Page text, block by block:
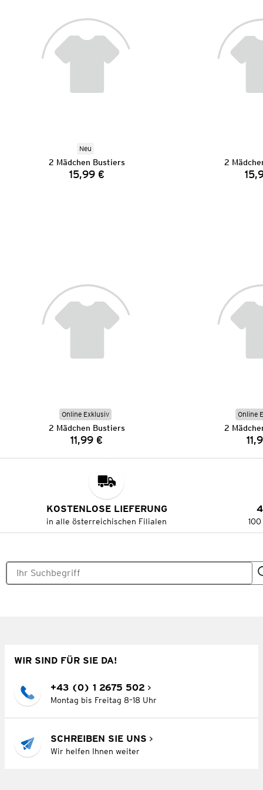
Neu
2 Mädchen Bustiers
Preis:
15,99 €
2
Online Exklusiv
2 Mädchen Bustiers
Preis:
11,99 €
Online
2
KOSTENLOSE LIEFERUNG
in alle österreichischen Filialen
WIR SIND FÜR SIE DA!
+43 (0) 1 2675 502
Montag bis Freitag 8–18 Uhr
SCHREIBEN SIE UNS
Wir helfen Ihnen weiter